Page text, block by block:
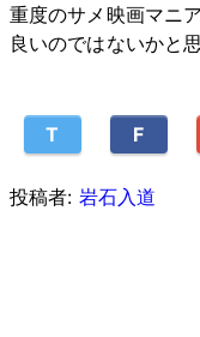
重度のサメ映画マニ
良いのではないかと思
T F
投稿者: 岩石入道